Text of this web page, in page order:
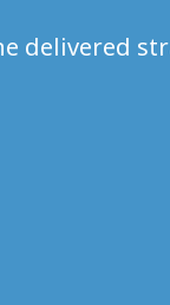
delivered